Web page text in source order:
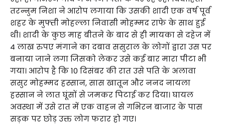
तरन्नुम निशा ने आरोप लगाया कि उसकी शादी एक वर्ष पूर्व
शहर के मुफ्ती मोहल्ला निवासी मोहम्मद राफे के साथ हुई
थी। शादी के कुछ माह बीतने के बाद से ही मायका से दहेज में
4 लाख रुपए मंगाने का दबाव ससुराल के लोगों द्वारा उस पर
बनाया जाने लगा जिसको लेकर उसे कई बार मारा पीटा भी
गया। आरोप है कि 10 दिसंबर की रात उसे पति के अलावा
ससुर मोहम्मद हस्सान, सास खातून और ननद नायला
हस्सान ने लात घूंसों से जमकर पिटाई कर दिया। घायल
अवस्था में उसे रात में एक वाहन से गभिरन बाजार के पास
सड़क पर छोड़ उक्त लोग फरार हो गए।